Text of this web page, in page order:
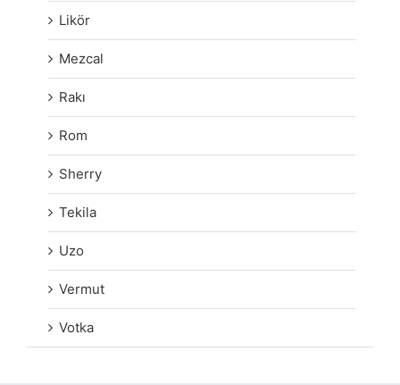
Likör
Mezcal
Rakı
Rom
Sherry
Tekila
Uzo
Vermut
Votka